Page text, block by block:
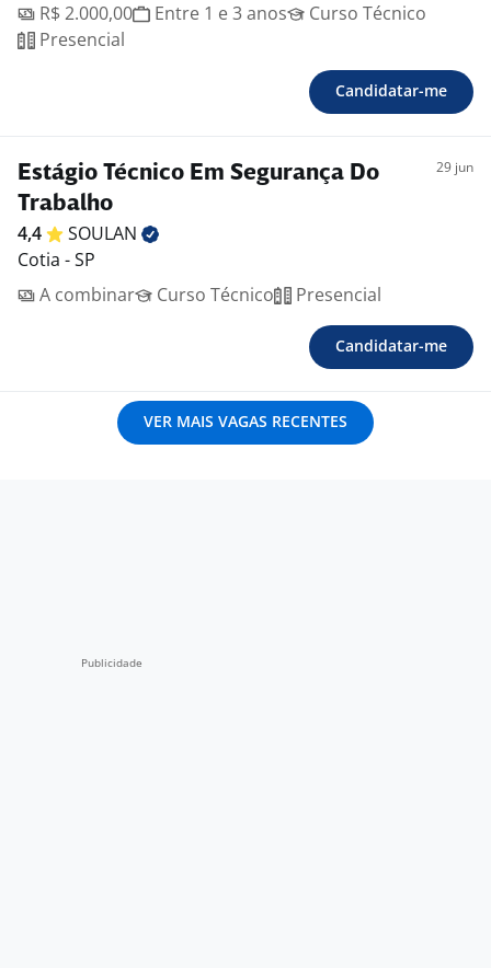
R$ 2.000,00
Entre 1 e 3 anos
Curso Técnico
Presencial
Candidatar-me
Estágio Técnico Em Segurança Do
Trabalho
29 jun
4,4
SOULAN
Cotia - SP
A combinar
Curso Técnico Presencial
Candidatar-me
VER MAIS VAGAS RECENTES